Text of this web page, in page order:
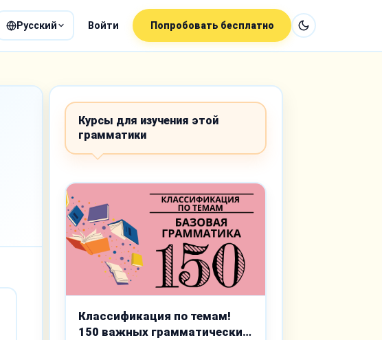
Русский Войти Попробовать бесплатно
Курсы для изучения этой
грамматики
Классификация по темам!
150 важных грамматических